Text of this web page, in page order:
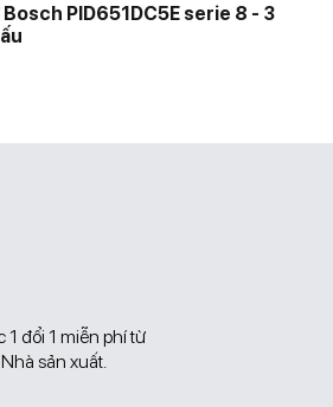
PID651DC5E serie 8 - 3
đổi 1 miễn phí từ
sản xuất.